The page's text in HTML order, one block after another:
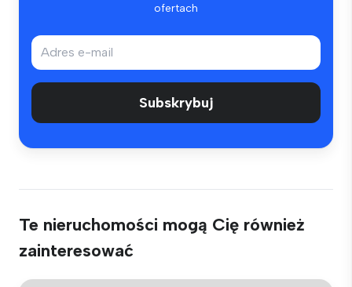
ofertach
Subskrybuj
Te nieruchomości mogą Cię również
zainteresować